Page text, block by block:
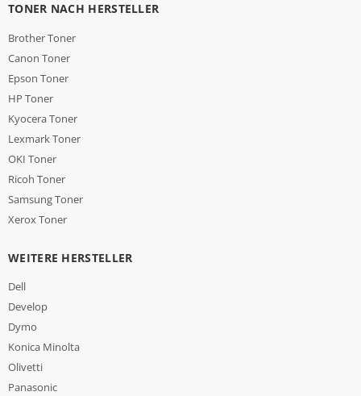
TONER NACH HERSTELLER
Brother Toner
Canon Toner
Epson Toner
HP Toner
Kyocera Toner
Lexmark Toner
OKI Toner
Ricoh Toner
Samsung Toner
Xerox Toner
WEITERE HERSTELLER
Dell
Develop
Dymo
Konica Minolta
Olivetti
Panasonic